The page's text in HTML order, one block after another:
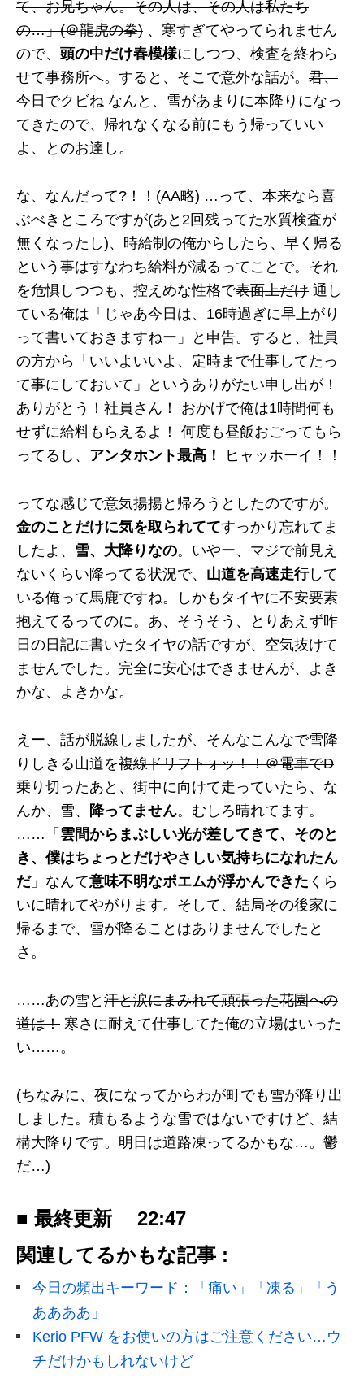
て、お兄ちゃん。その人は、その人は私たち
の…」(＠龍虎の拳) 、寒すぎてやってられません
ので、 頭の中だけ春模様にしつつ、検査を終わら
せて事務所へ。すると、そこで意外な話が。 君、
今日でクビね なんと、雪があまりに本降りになっ
てきたので、帰れなくなる前にもう帰っていい
よ、とのお達し。
な、なんだって?！！(AA略) …って、本来なら喜
ぶべきところですが(あと2回残ってた水質検査が
無くなったし)、時給制の俺からしたら、早く帰る
という事はすなわち給料が減るってことで。それ
を危惧しつつも、控えめな性格で表面上だけ 通し
ている俺は「じゃあ今日は、16時過ぎに早上がり
って書いておきますねー」と申告。すると、社員
の方から「いいよいいよ、定時まで仕事してたっ
て事にしておいて」というありがたい申し出が！
ありがとう！社員さん！ おかげで俺は1時間何も
せずに給料もらえるよ！ 何度も昼飯おごってもら
ってるし、 アンタホント最高！ ヒャッホーイ！！
ってな感じで意気揚揚と帰ろうとしたのですが。
金のことだけに気を取られててすっかり忘れてま
したよ、 雪、大降りなの。いやー、マジで前見え
ないくらい降ってる状況で、 山道を高速走行して
いる俺って馬鹿ですね。しかもタイヤに不安要素
抱えてるってのに。あ、そうそう、とりあえず昨
日の日記に書いたタイヤの話ですが、空気抜けて
ませんでした。完全に安心はできませんが、よき
かな、よきかな。
えー、話が脱線しましたが、そんなこんなで雪降
りしきる山道を複線ドリフトォッ！！＠電車でD
乗り切ったあと、街中に向けて走っていたら、な
んか、雪、 降ってません。むしろ晴れてます。
……「 雲間からまぶしい光が差してきて、そのと
き、僕はちょっとだけやさしい気持ちになれたん
だ」なんて意味不明なポエムが浮かんできた くら
いに晴れてやがります。そして、結局その後家に
帰るまで、雪が降ることはありませんでしたと
さ。
……あの雪と 汗と涙にまみれて頑張った花園への
道は！ 寒さに耐えて仕事してた俺の立場はいった
い……。
(ちなみに、夜になってからわが町でも雪が降り出
しました。積もるような雪ではないですけど、結
構大降りです。明日は道路凍ってるかもな…。鬱
だ…)
■ 最終更新 22:47
関連してるかもな記事 :
今日の頻出キーワード：「痛い」「凍る」「う
ああああ」
Kerio PFW をお使いの方はご注意ください…ウ
チだけかもしれないけど